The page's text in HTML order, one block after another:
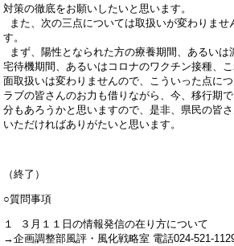
対策の徹底をお願いしたいと思います。
また、次の三点については取扱いが変わりませ
す。
まず、陽性となられた方の療養期間、あるいは
宅待機期間、あるいはコロナのワクチン接種、
面取扱いは変わりませんので、こういった点に
ラブの皆さんのお力も借りながら、今、移行期
分もあろうかと思いますので、是非、県民の皆
いただければありがたいと思います。
（終了）
○質問事項
１ ３月１１日の情報発信の在り方について
→企画調整部風評・風化戦略室 電話024-521-